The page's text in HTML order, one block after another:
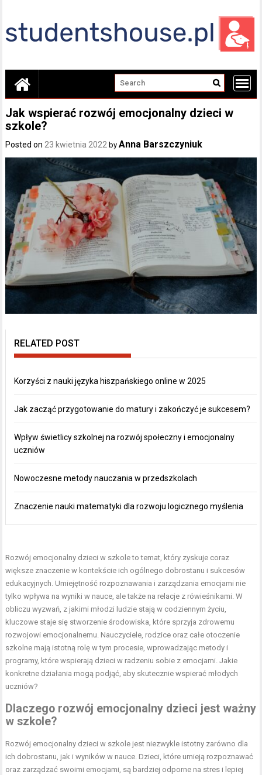
content
Jak wspierać rozwój emocjonalny dzieci w
szkole?
Posted on 23 kwietnia 2022 byAnna Barszczyniuk
RELATED POST
Korzyści z nauki języka hiszpańskiego online w 2025
Jak zacząć przygotowanie do matury i zakończyć je sukcesem?
Wpływ świetlicy szkolnej na rozwój społeczny i emocjonalny
uczniów
Nowoczesne metody nauczania w przedszkolach
Znaczenie nauki matematyki dla rozwoju logicznego myślenia
Rozwój emocjonalny dzieci w szkole to temat, który zyskuje coraz
większe znaczenie w kontekście ich ogólnego dobrostanu i sukcesów
edukacyjnych. Umiejętność rozpoznawania i zarządzania emocjami nie
tylko wpływa na wyniki w nauce, ale także na relacje z rówieśnikami. W
obliczu wyzwań, z jakimi młodzi ludzie stają w codziennym życiu,
kluczowe staje się stworzenie środowiska, które sprzyja zdrowemu
rozwojowi emocjonalnemu. Nauczyciele, rodzice oraz całe otoczenie
szkolne mają istotną rolę w tym procesie, wprowadzając metody i
programy, które wspierają dzieci w radzeniu sobie z emocjami. Jakie
konkretne działania mogą podjąć, aby skutecznie wspierać młodych
uczniów?
Dlaczego rozwój emocjonalny dzieci jest ważny
w szkole?
Rozwój emocjonalny dzieci w szkole jest niezwykle istotny zarówno dla
ich dobrostanu, jak i wyników w nauce. Dzieci, które umieją rozpoznawać
oraz zarządzać swoimi emocjami, są bardziej odporne na stres i lepiej